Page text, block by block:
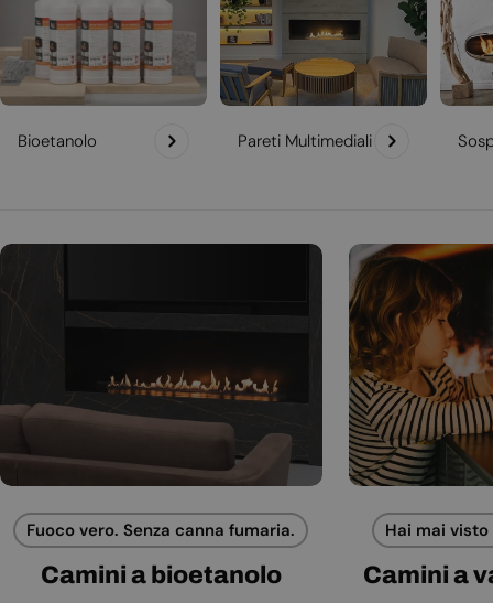
Bioetanolo Pareti Multimediali
Fuoco vero. Senza canna fumaria.
Camini a bioetanolo
Hai mai
Camini a